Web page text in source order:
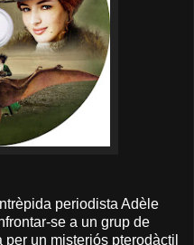
periodista Adèle
se a un grup de
un misteriós pterodàctil